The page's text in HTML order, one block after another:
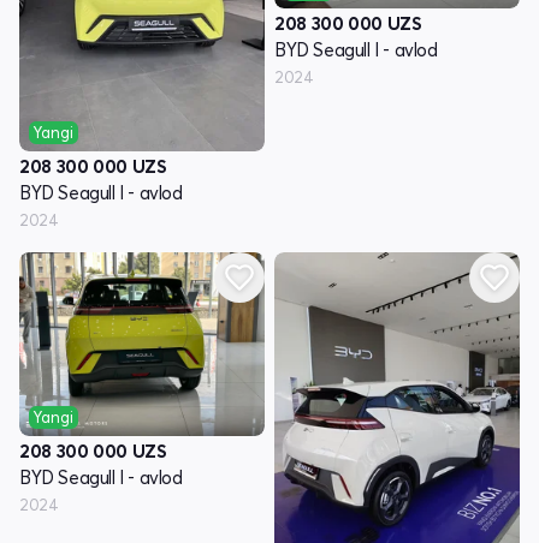
Yangi
208 300 000 UZS
BYD Seagull I - avlod
2024
208 300 000 UZS
BYD Seagull I - avlod
2024
Yangi
208 300 000 UZS
BYD Seagull I - avlod
2024